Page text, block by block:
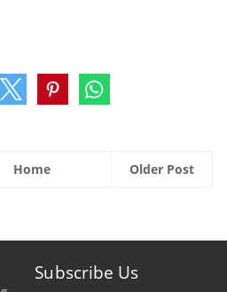
Older Post
Home
Subscribe Us